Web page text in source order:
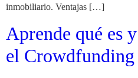
inmobiliario. Ventajas […]
Aprende qué es
el